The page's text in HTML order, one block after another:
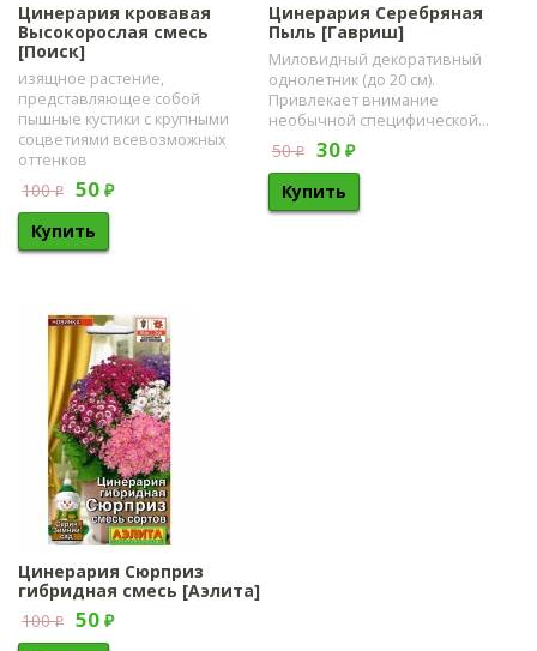
Цинерария кровавая
Высокорослая смесь
[Поиск]
изящное растение,
представляющее собой
пышные кустики с крупными
соцветиями всевозможных
оттенков
100₽ 50 ₽
Цинерария Серебряная
Пыль [Гавриш]
Миловидный декоративный
однолетник (до 20 см).
Привлекает внимание
необычной специфической...
50₽ 30 ₽
Цинерария Сюрприз
гибридная смесь [Аэлита]
100₽ 50 ₽